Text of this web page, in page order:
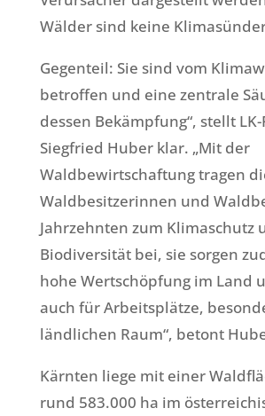
Wälder sind keine
Gegenteil: Sie sind vom
betroffen und eine zentrale
dessen Bekämpfung“, stellt
Siegfried Huber klar. „Mit der
Waldbewirtschaftung tragen
Waldbesitzerinnen und
Jahrzehnten zum Klimaschutz
Biodiversität bei, sie sorgen
hohe Wertschöpfung im Land
auch für Arbeitsplätze,
ländlichen Raum“, betont
Kärnten liege mit einer
rund 583.000 ha im